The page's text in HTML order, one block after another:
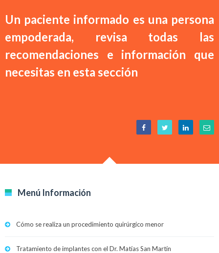
Un paciente informado es una persona
empoderada, revisa todas las
recomendaciones e información que
necesitas en esta sección
Menú Información
Cómo se realiza un procedimiento quirúrgico menor
Tratamiento de implantes con el Dr. Matías San Martín